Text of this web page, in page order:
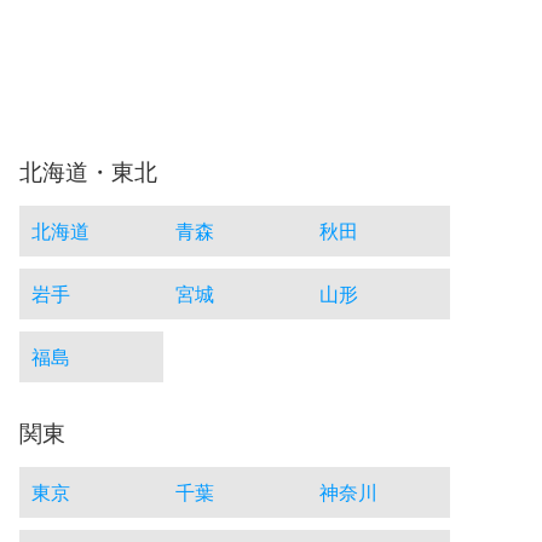
北海道・東北
北海道 青森 秋田
岩手 宮城 山形
福島
関東
東京 千葉 神奈川